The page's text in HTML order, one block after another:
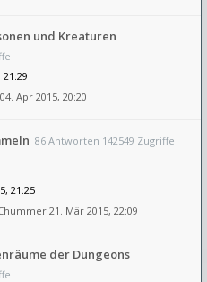
und Kreaturen
04. Apr 2015, 20:20
86 Antworten 142549 Zugriffe
21:25
21. Mär 2015, 22:09
der Dungeons